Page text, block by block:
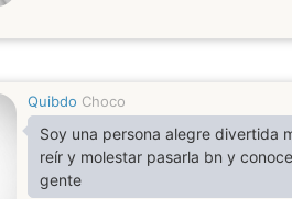
Quibdo Choco
Soy una persona alegre divertida
reír y molestar pasarla bn y
gente